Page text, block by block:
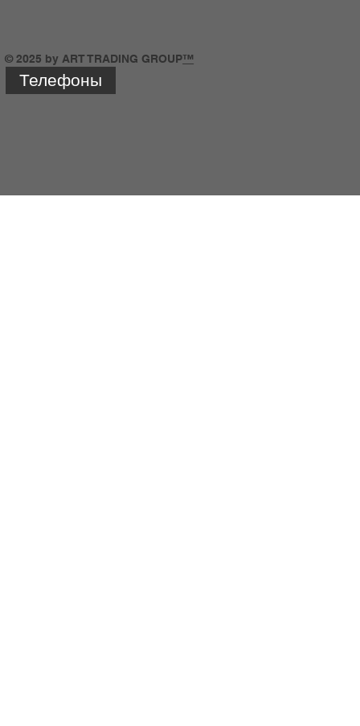
© 2025 by ART TRADING GROUP™
Телефоны